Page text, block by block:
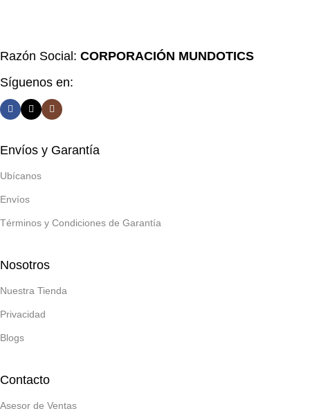
Razón Social: CORPORACIÓN MUNDOTICS
Síguenos en:
Envíos y Garantía
Ubícanos
Envíos
Términos y Condiciones de Garantía
Nosotros
Nuestra Tienda
Privacidad
Blogs
Contacto
Asesor de Ventas